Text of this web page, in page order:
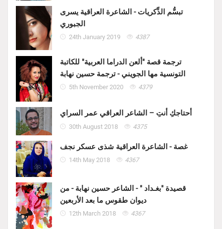
تبسُّم الذِّكريات - الشاعرة العراقية يسرى
الجبوري
24th January 2019 4387
ترجمة قصة "ألعن الدراما العربية" للكاتبة
التونسية مها الجويني - ترجمة حسين نهابة
5th November 2020 4379
أحتاجكِ أنتِ – الشاعر العراقي عمر السراي
30th August 2018 4375
غصة - الشاعرة العراقية شذى عسكر نجف
14th May 2018 4367
قصيدة "بغـداد " - الشاعر حسين نهابة - من
ديوان طقوس ما بعد الأربعين
12th March 2018 4367